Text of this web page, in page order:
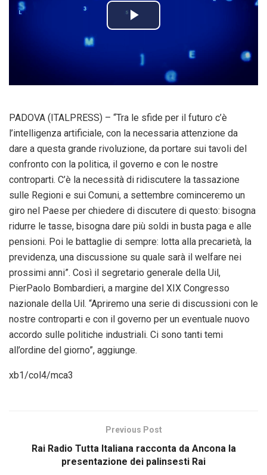
P
a
V
i
d
e
o
PADOVA (ITALPRESS) – “Tra le sfide per il futuro c’è
l’intelligenza artificiale, con la necessaria attenzione da
dare a questa grande rivoluzione, da portare sui tavoli del
confronto con la politica, il governo e con le nostre
controparti. C’è la necessità di ridiscutere la tassazione
sulle Regioni e sui Comuni, a settembre cominceremo un
giro nel Paese per chiedere di discutere di questo: bisogna
ridurre le tasse, bisogna dare più soldi in busta paga e alle
pensioni. Poi le battaglie di sempre: lotta alla precarietà, la
previdenza, una discussione su quale sarà il welfare nei
prossimi anni”. Così il segretario generale della Uil,
PierPaolo Bombardieri, a margine del XIX Congresso
nazionale della Uil. “Apriremo una serie di discussioni con le
nostre controparti e con il governo per un eventuale nuovo
accordo sulle politiche industriali. Ci sono tanti temi
all’ordine del giorno”, aggiunge.
xb1/col4/mca3
Previous Post
Rai Radio Tutta Italiana racconta da Ancona la
presentazione dei palinsesti Rai